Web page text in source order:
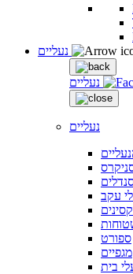
נעליים
נעליים
עקב
ספורט
מגפיים
בית